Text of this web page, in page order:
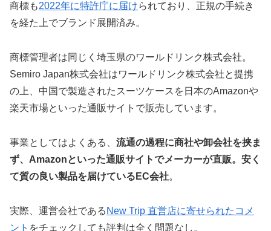
商標も2022年に特許庁に届けられており、正規の手続き
を経た上でブランド展開済み。
商標管理者は同じく埼玉県のワールドリンク株式会社。
Semiro Japan株式会社はワールドリンク株式会社と提携
の上、中国で製造されたスーツケースを日本のAmazonや
楽天市場といった通販サイトで販売しています。
事業としてはよくある、 流通の過程に商社や卸会社を挟ま
ず、Amazonといった通販サイトでメーカーが直販。安く
て質の良い製品を届けているEC会社。
実際、運営会社である New Trip 直営店に寄せられたコメ
ント をチェックしても評判は全く問題なし。